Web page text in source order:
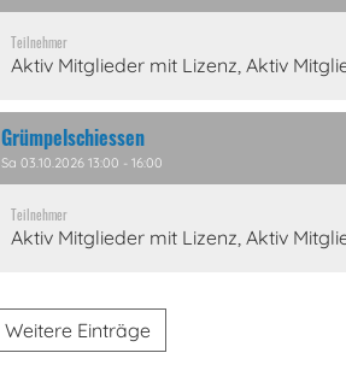
Teilnehmer
Aktiv Mitglieder mit Lizenz, Aktiv
Grümpelschiessen
Sa 03.10.2026 13:00 - 16:00
Teilnehmer
Aktiv Mitglieder mit Lizenz, Aktiv
Weitere Einträge
0 00
100
3 00